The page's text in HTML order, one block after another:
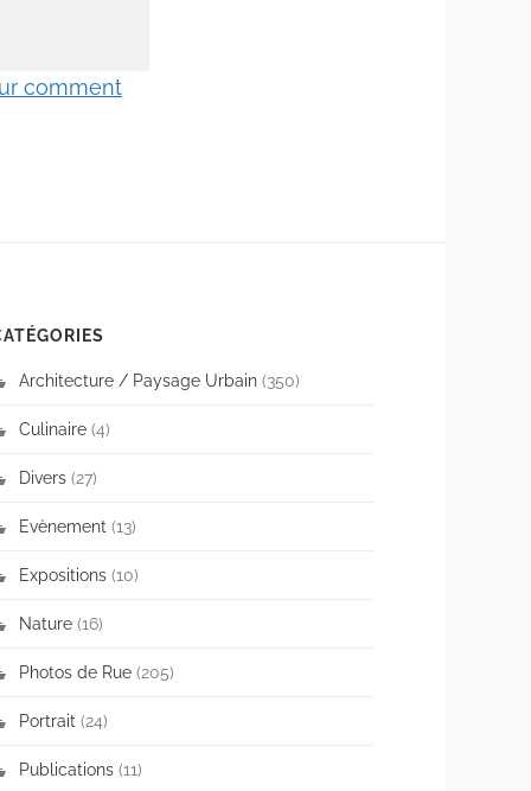
comment
Architecture / Paysage Urbain (350)
Culinaire (4)
Divers (27)
Evènement (13)
Expositions (10)
Nature (16)
Photos de Rue (205)
Portrait (24)
Publications (11)